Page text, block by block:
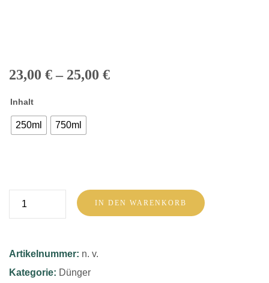
23,00 €– 25,00 €
Inhalt
250ml 750ml
Plagron
IN DEN WARENKORB
Artikelnummer: n. v.
Kategorie: Dünger